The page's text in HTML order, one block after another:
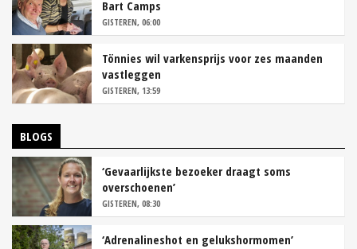
Bart Camps
GISTEREN, 06:00
Tönnies wil varkensprijs voor zes maanden
vastleggen
GISTEREN, 13:59
BLOGS
‘Gevaarlijkste bezoeker draagt soms
overschoenen’
GISTEREN, 08:30
‘Adrenalineshot en gelukshormomen’